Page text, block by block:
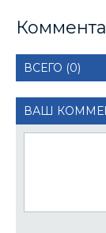
ВСЕГО (0)
ВАШ